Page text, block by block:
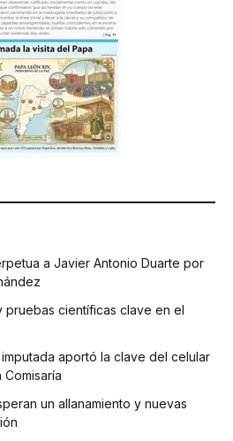
a Javier Antonio Duarte por
pruebas científicas clave en el
aportó la clave del celular
un allanamiento y nuevas